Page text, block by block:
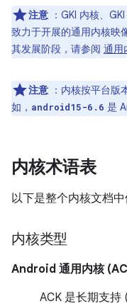
注意 ：GKI 内核、
致力于开展的通用内核映
其发展阶段，请参阅 通用
注意 ：内核按平台版
如， android15-6.6 是
内核术语表
以下是整个内核文档中
内核类型
Android 通用内核
ACK 是长期支持